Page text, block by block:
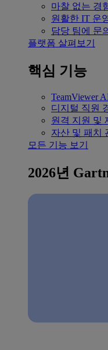
마찰 없는 경
원활한 IT 운
담당 팀에 문
플랫폼 살펴보기
핵심 기능
TeamViewer
디지털 직원
원격 지원 및
자산 및 패치
모든 기능 보기
2026년